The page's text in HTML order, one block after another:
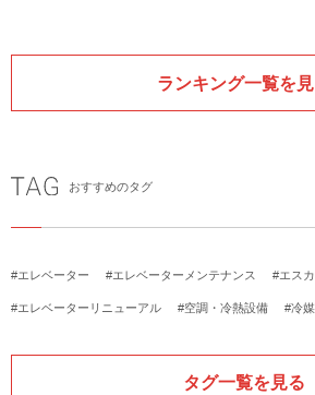
ランキング一覧を
おすすめのタグ
#エレベーター #エレベーターメンテナンス #エス
#エレベーターリニューアル #空調・冷熱設備 #冷媒
タグ一覧を見る